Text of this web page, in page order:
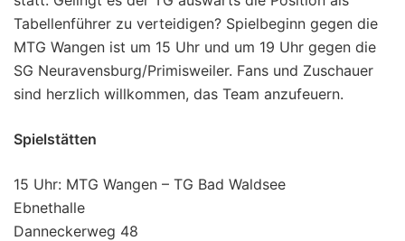
Tabellenführer zu verteidigen? Spielbeginn gegen die
MTG Wangen ist um 15 Uhr und um 19 Uhr gegen die
SG Neuravensburg/Primisweiler. Fans und Zuschauer
sind herzlich willkommen, das Team anzufeuern.
Spielstätten
15 Uhr: MTG Wangen – TG Bad Waldsee
Ebnethalle
Danneckerweg 48